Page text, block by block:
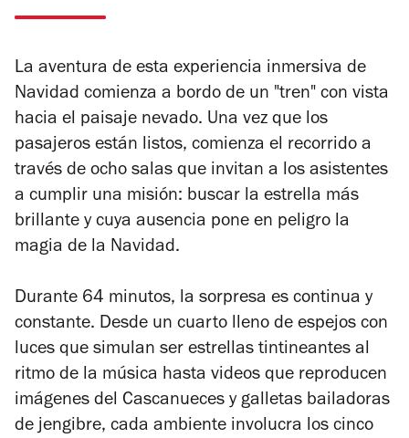
La aventura de esta experiencia inmersiva de
Navidad comienza a bordo de un "tren" con vista
hacia el paisaje nevado. Una vez que los
pasajeros están listos, comienza el recorrido a
través de ocho salas que invitan a los asistentes
a cumplir una misión: buscar la estrella más
brillante y cuya ausencia pone en peligro la
magia de la Navidad.
Durante 64 minutos, la sorpresa es continua y
constante. Desde un cuarto lleno de espejos con
luces que simulan ser estrellas tintineantes al
ritmo de la música hasta videos que reproducen
imágenes del Cascanueces y galletas bailadoras
de jengibre, cada ambiente involucra los cinco